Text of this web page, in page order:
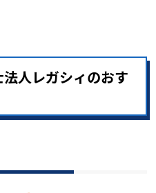
人レガシィのおす